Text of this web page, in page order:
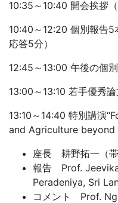
10:35～10:40 開会挨拶
10:40～12:20 個別報告5
応答5分）
12:45～13:00 午後の個
13:00～13:10 若手優秀
13:10～14:40 特別講演
and Agriculture beyond
座長 耕野拓一（帯
報告 Prof.
Peradeniya, Sri
コメント Prof.